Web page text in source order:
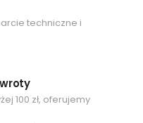
techniczne i
100 zł, oferujemy